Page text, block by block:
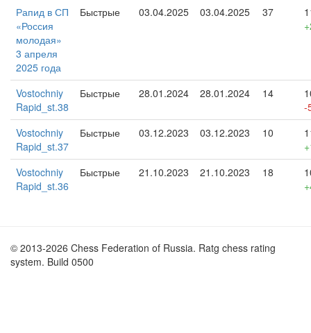
Рапид в СП
«Россия
молодая»
3 апреля
2025 года
Быстрые 03.04.2025 03.04.2025 37
Vostochniy
Rapid_st.38
Быстрые 28.01.2024 28.01.2024 14
-
Vostochniy
Rapid_st.37
Быстрые 03.12.2023 03.12.2023 10
Vostochniy
Rapid_st.36
Быстрые 21.10.2023 21.10.2023 18
© 2013-2026 Chess Federation of Russia. Ratg chess rating
system. Build 0500